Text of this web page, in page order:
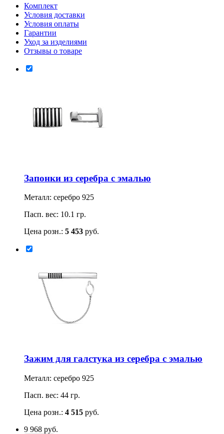
Комплект
Условия доставки
Условия оплаты
Гарантии
Уход за изделиями
Отзывы о товаре
Запонки из серебра с эмалью
Металл: серебро 925
Пасп. вес: 10.1 гр.
Цена розн.: 5 453 руб.
Зажим для галстука из серебра с эмалью
Металл: серебро 925
Пасп. вес: 44 гр.
Цена розн.: 4 515 руб.
9 968 руб.